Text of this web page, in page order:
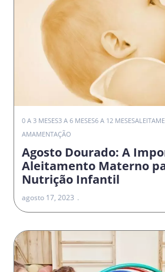
0 A 3 MESES3 A 6 MESES6 A 12 MESES
AMAMENTAÇÃO
Agosto Dourado: A
Aleitamento Materno
Nutrição Infantil
agosto 17, 2023